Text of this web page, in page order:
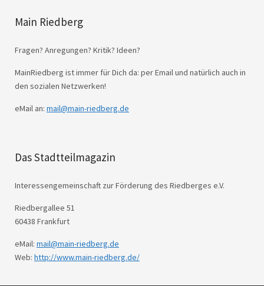
Main Riedberg
Fragen? Anregungen? Kritik? Ideen?
MainRiedberg ist immer für Dich da: per Email und natürlich auch in
den sozialen Netzwerken!
eMail an: mail@main-riedberg.de
Das Stadtteilmagazin
Interessengemeinschaft zur Förderung des Riedberges e.V.
Riedbergallee 51
60438 Frankfurt
eMail: mail@main-riedberg.de
Web: http://www.main-riedberg.de/